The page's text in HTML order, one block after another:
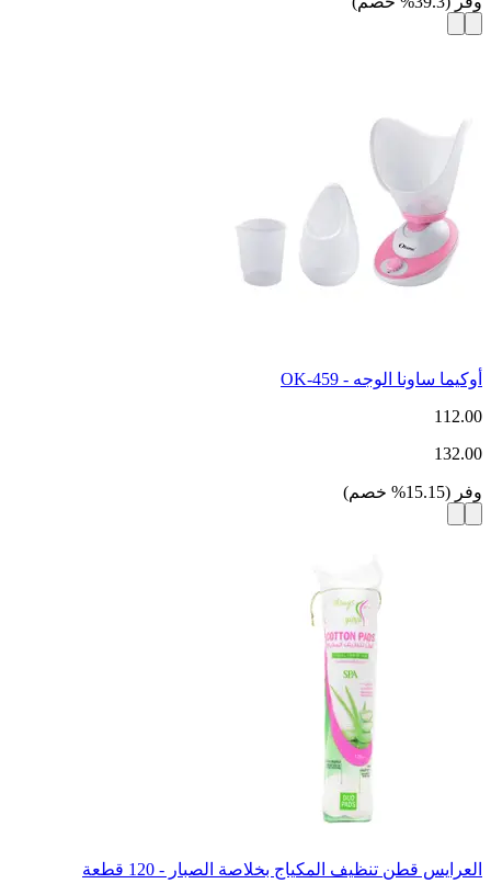
أوكيما ساونا الوجه - OK-459
112.00
132.00
وفر (
15.15
% خصم)
العرايس قطن تنظيف المكياج بخلاصة الصبار - 120 قطعة